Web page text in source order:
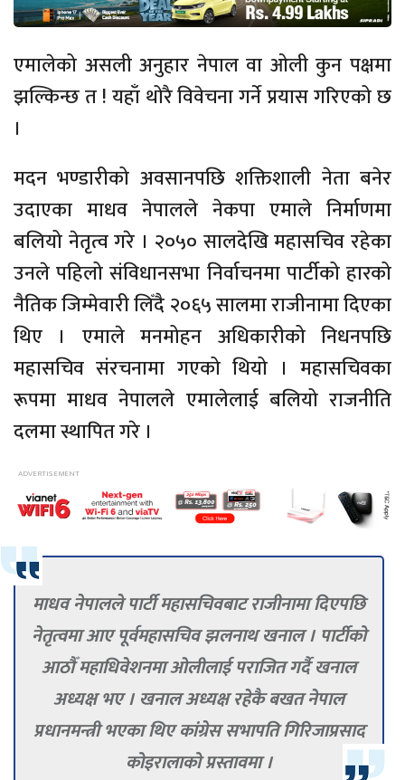
एमालेको असली अनुहार नेपाल वा ओली कुन पक्षमा
झल्किन्छ त ! यहाँ थोरै विवेचना गर्ने प्रयास गरिएको छ
।
मदन भण्डारीको अवसानपछि शक्तिशाली नेता बनेर
उदाएका माधव नेपालले नेकपा एमाले निर्माणमा
बलियो नेतृत्व गरे । २०५० सालदेखि महासचिव रहेका
उनले पहिलो संविधानसभा निर्वाचनमा पार्टीको हारको
नैतिक जिम्मेवारी लिँदै २०६५ सालमा राजीनामा दिएका
थिए । एमाले मनमोहन अधिकारीको निधनपछि
महासचिव संरचनामा गएको थियो । महासचिवका
रूपमा माधव नेपालले एमालेलाई बलियो राजनीति
दलमा स्थापित गरे ।
माधव नेपालले पार्टी महासचिवबाट राजीनामा दिएपछि
नेतृत्वमा आए पूर्वमहासचिव झलनाथ खनाल । पार्टीको
आठौँ महाधिवेशनमा ओलीलाई पराजित गर्दै खनाल
अध्यक्ष भए । खनाल अध्यक्ष रहेकै बखत नेपाल
प्रधानमन्त्री भएका थिए कांग्रेस सभापति गिरिजाप्रसाद
कोइरालाको प्रस्तावमा ।